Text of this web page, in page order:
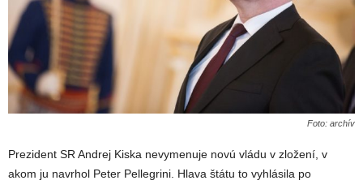
Foto: archív
Prezident SR Andrej Kiska nevymenuje novú vládu v zložení, v
akom ju navrhol Peter Pellegrini. Hlava štátu to vyhlásila po